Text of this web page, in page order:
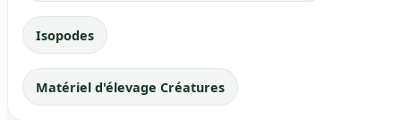
Isopodes
Matériel d'élevage Créatures